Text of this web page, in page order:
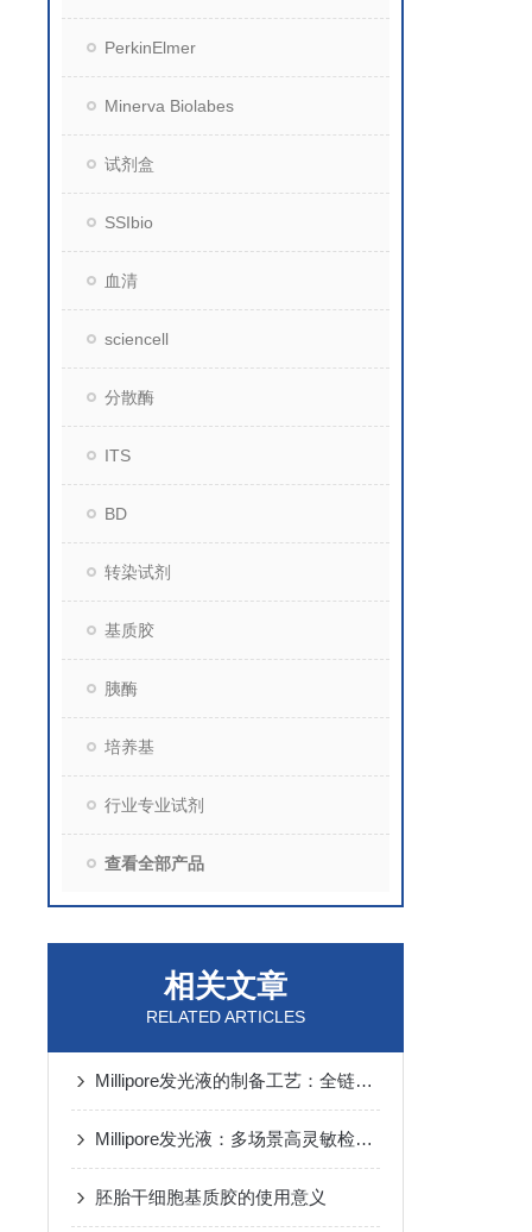
PerkinElmer
Minerva Biolabes
试剂盒
SSIbio
血清
sciencell
分散酶
ITS
BD
转染试剂
基质胶
胰酶
培养基
行业专业试剂
查看全部产品
相关文章
RELATED ARTICLES
Millipore发光液的制备工艺：全链路质控保障检测性能稳定
Millipore发光液：多场景高灵敏检测的核心试剂支撑
胚胎干细胞基质胶的使用意义